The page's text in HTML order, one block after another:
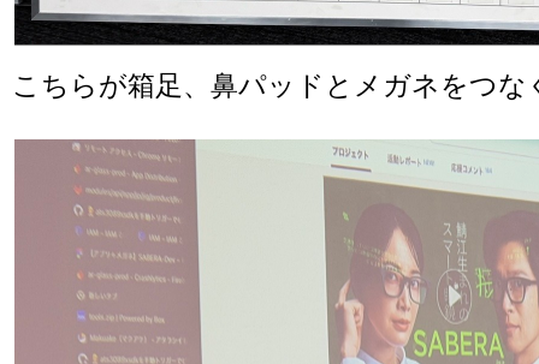
こちらが箱足、鼻パッドとメガネをつな